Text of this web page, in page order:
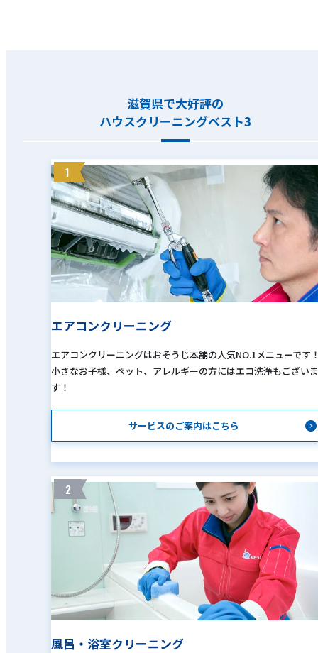
滋賀県で大好評の
ハウスクリーニングベスト3
1
エアコンクリーニング
エアコンクリーニングはおそうじ本舗の人気NO.1メニューです
小さなお子様、ペット、アレルギーの方にはエコ洗浄もございま
す！
サービスのご案内はこちら
2
風呂・浴室クリーニング